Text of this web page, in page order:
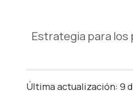
Estrategia para los
Última actualización: 9